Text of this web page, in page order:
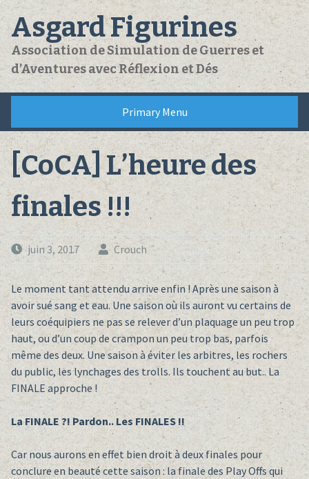
Skip
to
content
Asgard Figurines
Association de Simulation de Guerres et
d’Aventures avec Réflexion et Dés
Primary Menu
[CoCA] L’heure des
finales !!!
juin 3, 2017 Crouch
Le moment tant attendu arrive enfin ! Après une saison à
avoir sué sang et eau. Une saison où ils auront vu certains de
leurs coéquipiers ne pas se relever d’un plaquage un peu trop
haut, ou d’un coup de crampon un peu trop bas, parfois
même des deux. Une saison à éviter les arbitres, les rochers
du public, les lynchages des trolls. Ils touchent au but.. La
FINALE approche !
La FINALE ?! Pardon.. Les FINALES !!
Car nous aurons en effet bien droit à deux finales pour
conclure en beauté cette saison : la finale des Play Offs qui